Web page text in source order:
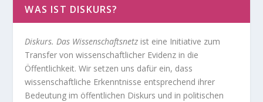
WAS IST DISKURS?
Diskurs. Das Wissenschaftsnetz ist eine Initiative zum
Transfer von wissenschaftlicher Evidenz in die
Öffentlichkeit. Wir setzen uns dafür ein, dass
wissenschaftliche Erkenntnisse entsprechend ihrer
Bedeutung im öffentlichen Diskurs und in politischen